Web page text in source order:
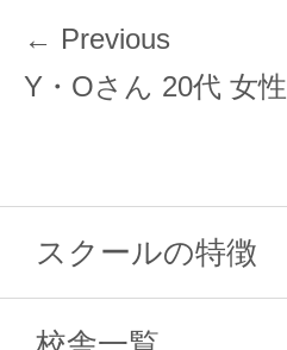
投
稿
シ
ョ
ン
← Previous
Previous
Y・Oさん 20代 女性
スクールの特徴